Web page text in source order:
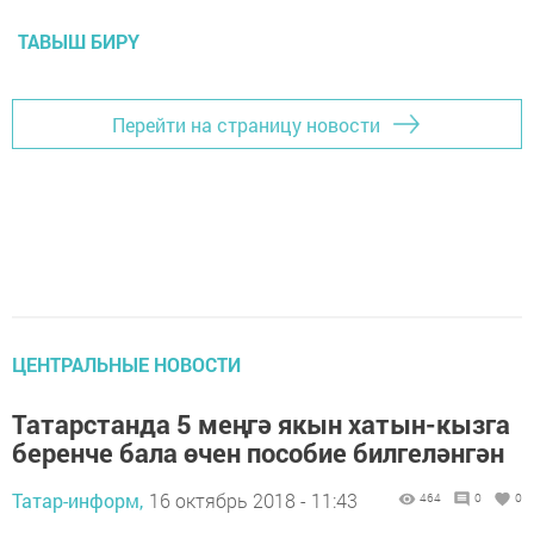
ТАВЫШ БИРҮ
Перейти на страницу новости
ЦЕНТРАЛЬНЫЕ НОВОСТИ
Татарстанда 5 меңгә якын хатын-кызга
беренче бала өчен пособие билгеләнгән
Татар-информ, 16 октябрь 2018 - 11:43 464 0 0